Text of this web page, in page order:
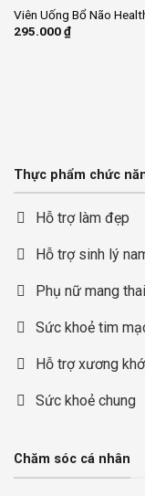
Viên Uống Bổ Não
295.000₫
Thực phẩm chức
Hỗ trợ làm đẹp
Hỗ trợ sinh lý
Phụ nữ mang thai
Sức khoẻ tim
Hỗ trợ xương
Sức khoẻ chung
Chăm sóc cá nhân